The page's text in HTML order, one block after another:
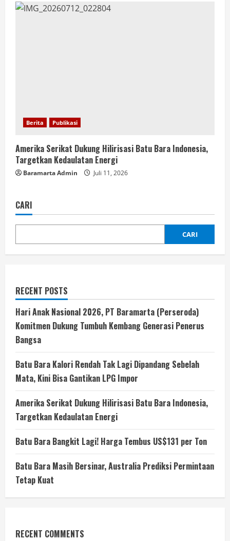
Berita Publikasi
Amerika Serikat Dukung Hilirisasi Batu Bara Indonesia,
Targetkan Kedaulatan Energi
Baramarta Admin Juli 11, 2026
CARI
CARI
RECENT POSTS
Hari Anak Nasional 2026, PT Baramarta (Perseroda)
Komitmen Dukung Tumbuh Kembang Generasi Penerus
Bangsa
Batu Bara Kalori Rendah Tak Lagi Dipandang Sebelah
Mata, Kini Bisa Gantikan LPG Impor
Amerika Serikat Dukung Hilirisasi Batu Bara Indonesia,
Targetkan Kedaulatan Energi
Batu Bara Bangkit Lagi! Harga Tembus US$131 per Ton
Batu Bara Masih Bersinar, Australia Prediksi Permintaan
Tetap Kuat
RECENT COMMENTS